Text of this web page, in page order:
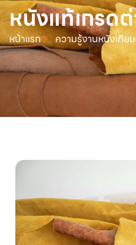
หนังแท้เกรดต่
หน้าเเรก ความรู้งานหนังเทียม